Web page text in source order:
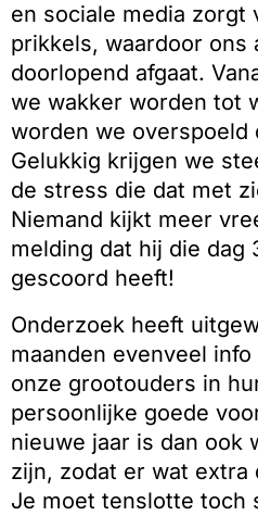
en sociale media zorgt
prikkels, waardoor ons
doorlopend afgaat.
we wakker worden tot
worden we overspoeld
Gelukkig krijgen we
de stress die dat met
Niemand kijkt meer
melding dat hij die dag
gescoord heeft!
Onderzoek heeft
maanden evenveel
onze grootouders in
persoonlijke goede
nieuwe jaar is dan ook
zijn, zodat er wat
Je moet tenslotte toch